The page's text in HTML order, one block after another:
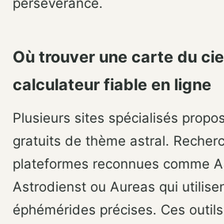
persévérance.
Où trouver une carte du
calculateur fiable en ligne
Plusieurs sites spécialisés
gratuits de thème astral.
plateformes reconnues comme
Astrodienst ou Aureas qui
éphémérides précises. Ces